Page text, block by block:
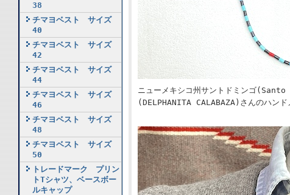
38
チマヨベスト サイズ
40
チマヨベスト サイズ
42
チマヨベスト サイズ
44
チマヨベスト サイズ
46
チマヨベスト サイズ
48
チマヨベスト サイズ
50
トレードマーク プリン
トTシャツ、ベースボー
ルキャップ
ニューメキシコ州サントドミンゴ
(DELPHANITA CALABAZA)さんのハンド